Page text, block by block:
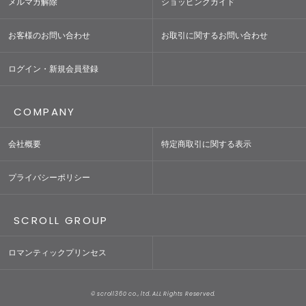
お客様のお問い合わせ お取引に関するお問い合わせ
ログイン・新規会員登録
COMPANY
会社概要 特定商取引に関する表示
プライバシーポリシー
SCROLL GROUP
ロマンティックプリンセス
© scroll360 co., ltd. ALL Rights Reserved.